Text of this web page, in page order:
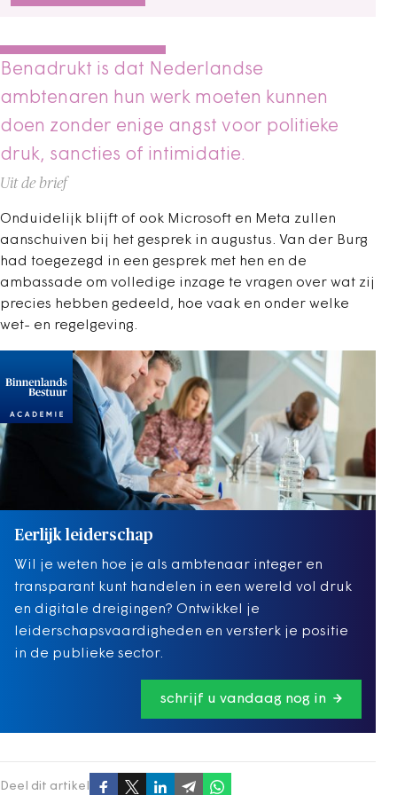
Benadrukt is dat Nederlandse
ambtenaren hun werk moeten kunnen
doen zonder enige angst voor politieke
druk, sancties of intimidatie.
Uit de brief
Onduidelijk blijft of ook Microsoft en Meta zullen
aanschuiven bij het gesprek in augustus. Van der Burg
had toegezegd in een gesprek met hen en de
ambassade om volledige inzage te vragen over wat zij
precies hebben gedeeld, hoe vaak en onder welke
wet- en regelgeving.
Eerlijk leiderschap
Wil je weten hoe je als ambtenaar integer en
transparant kunt handelen in een wereld vol druk
en digitale dreigingen? Ontwikkel je
leiderschapsvaardigheden en versterk je positie
in de publieke sector.
schrijf u vandaag nog in
Deel dit artikel